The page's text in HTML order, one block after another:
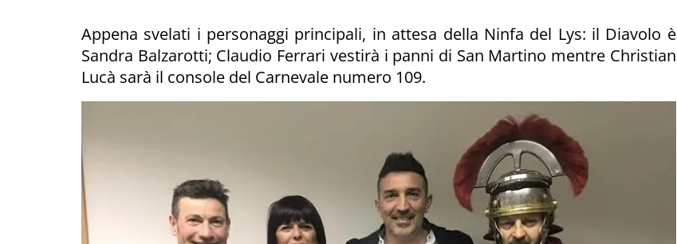
Appena svelati i personaggi principali, in attesa della Ninfa del Lys: il Diavolo è
Sandra Balzarotti; Claudio Ferrari vestirà i panni di San Martino mentre Christian
Lucà sarà il console del Carnevale numero 109.